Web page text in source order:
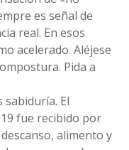
es señal de
real. En esos
acelerado. Aléjese
Pida a
sabiduría. El
fue recibido por
alimento y